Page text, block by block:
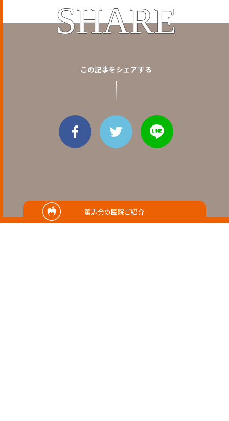
篤志会の医院ご紹介
SHARE
この記事をシェアする
RELATED